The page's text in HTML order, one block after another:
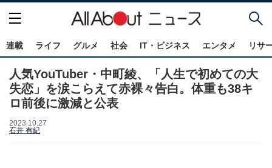
連載 ライフ グルメ 社会 IT・ビジネス エンタメ リサ
人気YouTuber・中町綾、「人生で初めての大
失恋」を涙こらえて赤裸々告白。体重も38キ
ロ前後に激減と公表
2023.10.27
石井 有紀